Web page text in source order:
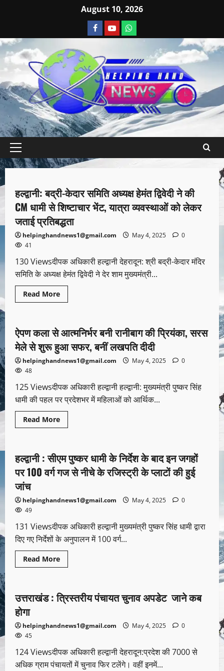
August 10, 2026
1 minute read
उत्तराखण्ड देश-विदेश राजनीति
हल्द्वानी: बद्री-केदार समिति अध्यक्ष हेमंत द्विवेदी ने की
CM धामी से शिष्टाचार भेंट, यात्रा व्यवस्थाओं को लेकर
जताई प्रतिबद्धता
helpinghandnews1@gmail.com May 4, 2025
0
41
130 Viewsदीपक अधिकारी हल्द्वानी देहरादून: श्री बद्री-केदार मंदिर
समिति के अध्यक्ष हेमंत द्विवेदी ने देर शाम मुख्यमंत्री...
Read More
1 minute read
उत्तराखण्ड देश-विदेश
ऐपण कला से आत्मनिर्भर बनी रानीबाग की प्रियंका, सरस
मेले से शुरू हुआ सफर, बनीं लखपति दीदी
helpinghandnews1@gmail.com May 4, 2025
0
48
125 Viewsदीपक अधिकारी हल्द्वानी हल्द्वानी: मुख्यमंत्री पुष्कर सिंह
धामी की पहल पर प्रदेशभर में महिलाओं को आर्थिक...
Read More
उत्तराखण्ड क्राइम
हल्द्वानी : सीएम पुष्कर धामी के निर्देश के बाद इन जगहों
पर 100 वर्ग गज से नीचे के रजिस्ट्री के प्लाटों की हुई
जांच
helpinghandnews1@gmail.com May 4, 2025
0
49
131 Viewsदीपक अधिकारी हल्द्वानी मुख्यमंत्री पुष्कर सिंह धामी द्वारा
दिए गए निर्देशों के अनुपालन में 100 वर्ग...
Read More
उत्तराखण्ड देश-विदेश
उत्तराखंड : त्रिस्तरीय पंचायत चुनाव अपडेट जाने कब
होगा
helpinghandnews1@gmail.com May 4, 2025
0
45
124 Viewsदीपक अधिकारी हल्द्वानी देहरादून:प्रदेश की 7000 से
अधिक ग्राम पंचायतों में चुनाव फिर टलेंगे। वहीं इनमें...